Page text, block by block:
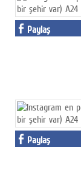
Paylaş
Paylaş